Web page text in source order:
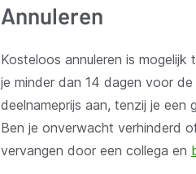
Annuleren
Kosteloos annuleren is
je minder dan 14 dagen voor
deelnameprijs aan, tenzij je
Ben je onverwacht verhinderd
vervangen door een collega en